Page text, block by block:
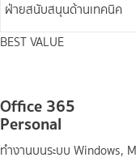
ฝ่ายสนับสนุนด้านเทคนิค
BEST VALUE
Office 365
Personal
ทำงานบนระบบ Windows,